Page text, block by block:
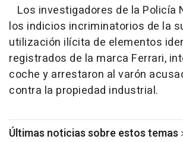
Los investigadores de la Policía
los indicios incriminatorios de la
utilización ilícita de elementos
registrados de la marca Ferrari,
coche y arrestaron al varón
contra la propiedad industrial.
Últimas noticias sobre estos temas